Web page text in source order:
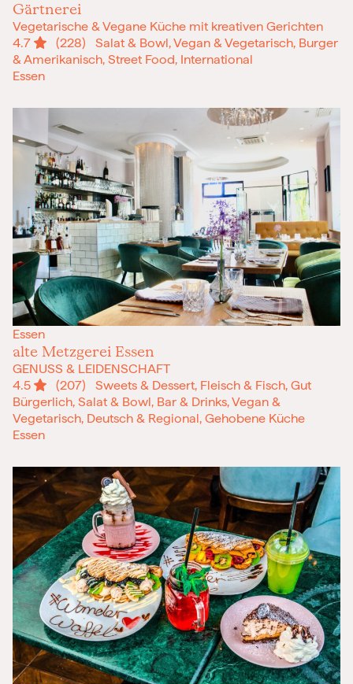
Gärtnerei
Vegetarische & Vegane Küche mit kreativen Gerichten
4.7
(228) Salat & Bowl, Vegan & Vegetarisch, Burger
& Amerikanisch, Street Food, International
Essen
Essen
alte Metzgerei Essen
GENUSS & LEIDENSCHAFT
4.5
(207) Sweets & Dessert, Fleisch & Fisch, Gut
Bürgerlich, Salat & Bowl, Bar & Drinks, Vegan &
Vegetarisch, Deutsch & Regional, Gehobene Küche
Essen